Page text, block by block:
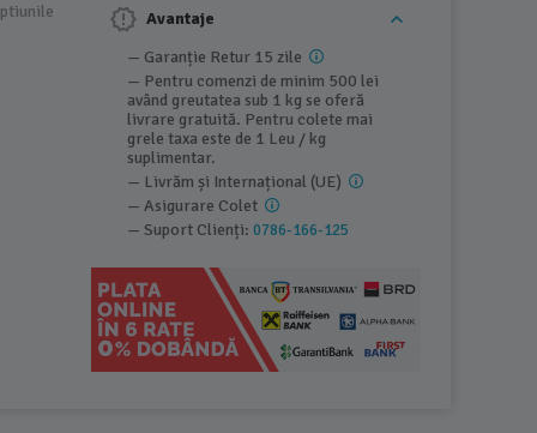
Avantaje
— Garanție Retur 15 zile
— Pentru comenzi de minim 500 lei
având greutatea sub 1 kg se oferă
livrare gratuită. Pentru colete mai
grele taxa este de 1 Leu / kg
suplimentar.
— Livrăm și Internațional (UE)
— Asigurare Colet
— Suport Clienți:0786-166-125